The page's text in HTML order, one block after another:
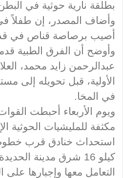
بطلقة نارية حوثية في
وأضاف المصدر، إن طفلاً
أصيب برصاصة قناص في
وأوضح أن الفرق الطبية
عبدالرحمن زايد محمد،
الأولية، قبل تحويله إلى
في المخا.
ويوم الأربعاء أحبطت
مكثفة للمليشيات الحوثية
استحداث خنادق قرب
كيلو 16 شرق مدينة
التعامل معها وإجبارها على